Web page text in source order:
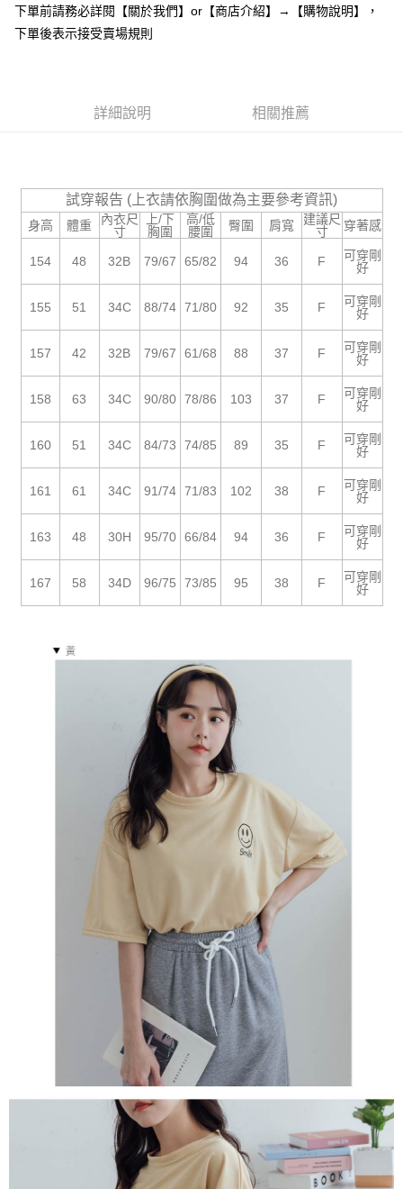
結帳頁面，進行簡訊認證並確認金額後，即可完成結帳。
２．訂單成立數日內，您將收到繳費通知簡訊。
３．收到繳費通知簡訊後14天內，點擊此簡訊中的連結，可透過四大超商／
後付繳納相關費用。
※ 交易是否成功請以「AFTEE先享後付 」之結帳頁面顯示為準，若有關於
【注意事項】
１．透過由恩沛科技股份有限公司提供之「AFTEE先享後付」服務完成之交
易，需依本服務之必要範圍內提供個人資料，並將交易相關給付款項請求債
權轉讓予恩沛科技股份有限公司。
https://aftee.tw/terms/#terms3
３．未成年的使用者請事先徵得法定代理人或監護人之同意方可使用
「AFTEE先享後付」，若未經同意申辦者引起之損失，本公司不負相關責
４．使用「AFTEE先享後付」時，將依據個別帳號之用戶狀況，依本公司即
時審查核予不同之上限額度；若仍有額度不足之情形，本公司將視審查結果
恩沛科技股份有限公司將有權停止該用戶之使用額度並採取法律行動。
付款後全家取貨
每筆NT$85，滿NT$799(含以上)免運費
付款後7-11取貨
每筆NT$85，滿NT$799(含以上)免運費
海外宅配 查看運費
下單前請務必詳閱【關於我們】or【商店介紹】→【購物說明】，
下單後表示接受賣場規則
詳細說明 相關推薦
試穿報告 (上衣請依胸圍做為主要參考資訊)
身高 體重
內衣尺
寸
上/下
胸圍
高/低
腰圍
臀圍 肩寬
建議尺
寸
穿著感
154 48 32B 79/67 65/82 94 36 F
可穿剛
好
155 51 34C 88/74 71/80 92 35 F
可穿剛
好
157 42 32B 79/67 61/68 88 37 F
可穿剛
好
158 63 34C 90/80 78/86 103 37 F
可穿剛
好
160 51 34C 84/73 74/85 89 35 F
可穿剛
好
161 61 34C 91/74 71/83 102 38 F
可穿剛
好
163 48 30H 95/70 66/84 94 36 F
可穿剛
好
167 58 34D 96/75 73/85 95 38 F
可穿剛
好